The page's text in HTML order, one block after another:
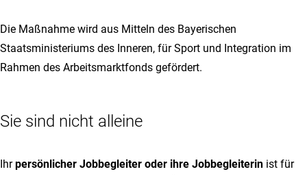
Die Maßnahme wird aus Mitteln des Bayerischen
Staatsministeriums des Inneren, für Sport und Integration im
Rahmen des Arbeitsmarktfonds gefördert.
Sie sind nicht alleine
Ihrpersönlicher Jobbegleiter oder ihre Jobbegleiterin ist für